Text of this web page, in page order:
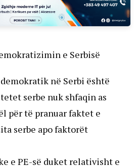
e Serbisë
në Serbi është
serbe nuk shfaqin as
për të pranuar faktet e
serbe apo faktorët
e PE-së duket relativisht e